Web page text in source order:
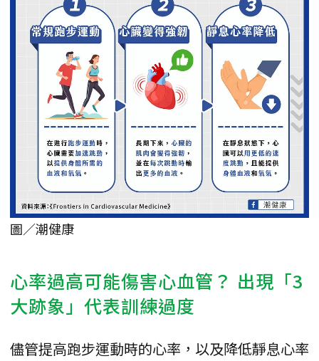
圖／潮健康
心率過高可能傷害心血管？ 出現「3
大跡象」代表訓練過度
儘管提高跑步運動時的心率，以及降低靜息心率